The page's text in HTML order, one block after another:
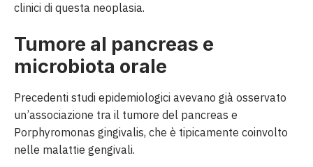
clinici di questa neoplasia.
Tumore al pancreas e
microbiota orale
Precedenti studi epidemiologici avevano già osservato
un’associazione tra il tumore del pancreas e
Porphyromonas gingivalis, che è tipicamente coinvolto
nelle malattie gengivali.